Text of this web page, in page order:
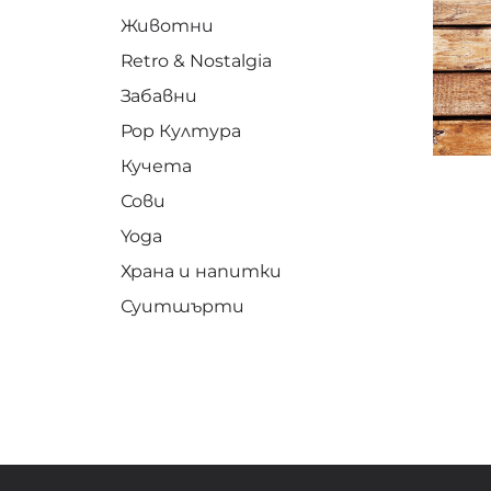
Животни
Retro & Nostalgia
Забавни
Pop Култура
Кучета
Сови
Yoga
Храна и напитки
Суитшърти